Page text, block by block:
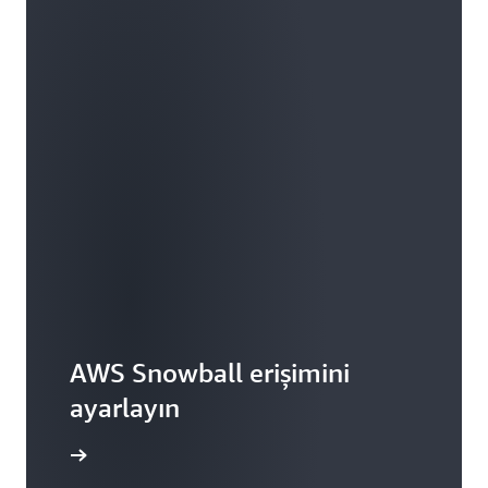
AWS Snowball erişimini
ayarlayın